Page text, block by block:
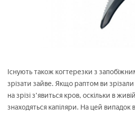
Існують також когтерезки з
зрізати зайве. Якщо раптом ви
на зрізі з'явиться кров, оскільки в
знаходяться капіляри. На цей випадок